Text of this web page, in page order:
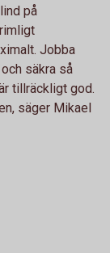
på
Jobba
säkra så
tillräckligt god.
säger Mikael